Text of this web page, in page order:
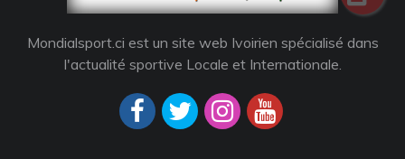
Mondialsport.ci est un site web Ivoirien spécialisé dans
l'actualité sportive Locale et Internationale.